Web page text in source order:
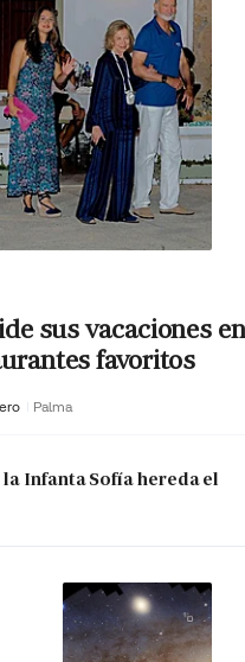
sus vacaciones en
favoritos
Palma
Infanta Sofía hereda el